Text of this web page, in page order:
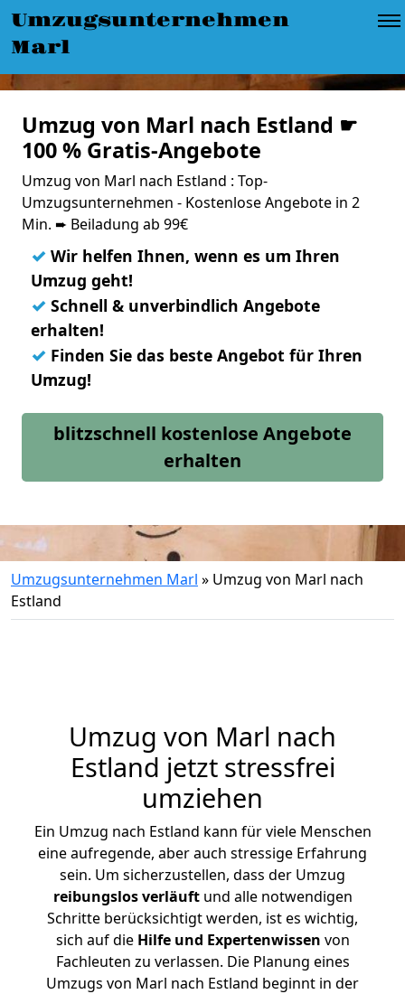
Umzugsunternehmen
Marl
Umzug von Marl nach Estland ☛
100 % Gratis-Angebote
Umzug von Marl nach Estland : Top-
Umzugsunternehmen - Kostenlose Angebote in 2
Min. ➨ Beiladung ab 99€
✓ Wir helfen Ihnen, wenn es um Ihren
Umzug geht!
✓ Schnell & unverbindlich Angebote
erhalten!
✓ Finden Sie das beste Angebot für Ihren
Umzug!
blitzschnell kostenlose Angebote
erhalten
Umzugsunternehmen Marl » Umzug von Marl nach
Estland
Umzug von Marl nach
Estland jetzt stressfrei
umziehen
Ein Umzug nach Estland kann für viele Menschen
eine aufregende, aber auch stressige Erfahrung
sein. Um sicherzustellen, dass der Umzug
reibungslos verläuftund alle notwendigen
Schritte berücksichtigt werden, ist es wichtig,
sich auf die Hilfe und Expertenwissen von
Fachleuten zu verlassen. Die Planung eines
Umzugs von Marl nach Estland beginnt in der